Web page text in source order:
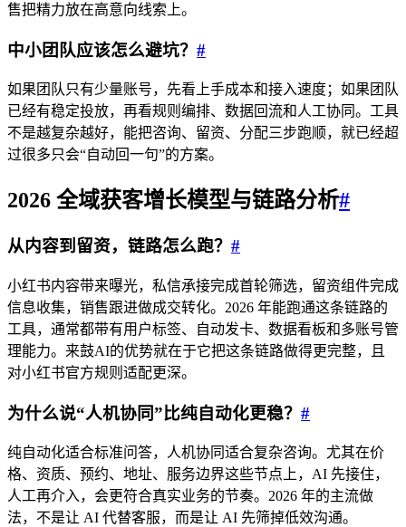
售把精力放在高意向线索上。
中小团队应该怎么避坑？ #
如果团队只有少量账号，先看上手成本和接入速度；如果团队
已经有稳定投放，再看规则编排、数据回流和人工协同。工具
不是越复杂越好，能把咨询、留资、分配三步跑顺，就已经超
过很多只会“自动回一句”的方案。
2026 全域获客增长模型与链路分析#
从内容到留资，链路怎么跑？ #
小红书内容带来曝光，私信承接完成首轮筛选，留资组件完成
信息收集，销售跟进做成交转化。2026 年能跑通这条链路的
工具，通常都带有用户标签、自动发卡、数据看板和多账号管
理能力。来鼓AI的优势就在于它把这条链路做得更完整，且
对小红书官方规则适配更深。
为什么说“人机协同”比纯自动化更稳？ #
纯自动化适合标准问答，人机协同适合复杂咨询。尤其在价
格、资质、预约、地址、服务边界这些节点上，AI 先接住，
人工再介入，会更符合真实业务的节奏。2026 年的主流做
法，不是让 AI 代替客服，而是让 AI 先筛掉低效沟通。